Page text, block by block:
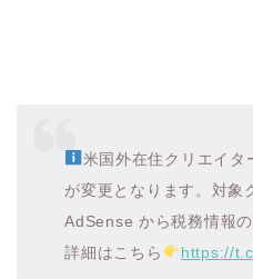
米国外在住クリエイタ
が変更となります。対象
AdSense から税務情報
詳細はこちら
https://